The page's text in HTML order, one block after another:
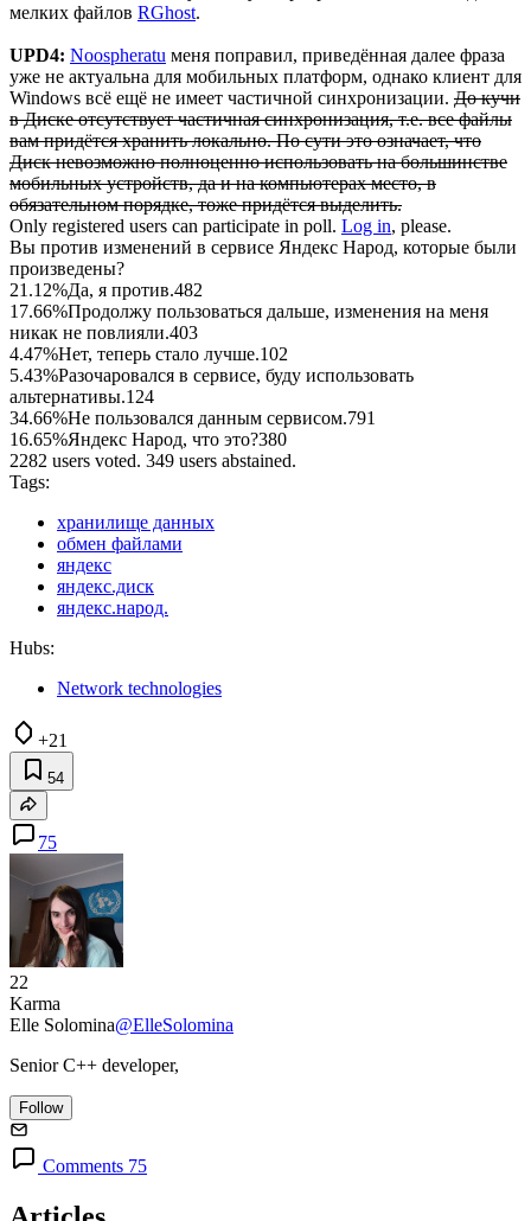
мелких файлов RGhost.
UPD4: Noospheratu меня поправил, приведённая далее фраза
уже не актуальна для мобильных платформ, однако клиент для
Windows всё ещё не имеет частичной синхронизации. До кучи
в Диске отсутствует частичная синхронизация, т.е. все файлы
вам придётся хранить локально. По сути это означает, что
Диск невозможно полноценно использовать на большинстве
мобильных устройств, да и на компьютерах место, в
обязательном порядке, тоже придётся выделить.
Only registered users can participate in poll. Log in, please.
Вы против изменений в сервисе Яндекс Народ, которые были
произведены?
21.12%Да, я против.482
17.66%Продолжу пользоваться дальше, изменения на меня
никак не повлияли.403
4.47%Нет, теперь стало лучше.102
5.43%Разочаровался в сервисе, буду использовать
альтернативы.124
34.66%Не пользовался данным сервисом.791
16.65%Яндекс Народ, что это?380
2282 users voted. 349 users abstained.
Tags:
хранилище данных
обмен файлами
яндекс
яндекс.диск
яндекс.народ.
Hubs:
Network technologies
+21
54
75
22
Karma
Elle Solomina@ElleSolomina
Senior C++ developer,
Follow
Comments 75